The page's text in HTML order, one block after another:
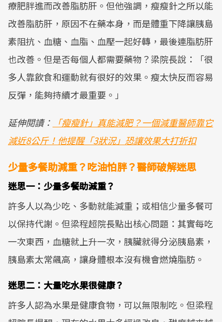
療肥胖進而改善脂肪肝。但他強調，瘦瘦針之所以能
改善脂肪肝，原因不在藥本身，而是體重下降讓胰島
素阻抗、血糖、血脂、血壓一起好轉，最後連脂肪肝
也改善。但是否每個人都需要藥物？梁院長說：「很
多人靠飲食和運動就有很好的效果。瘦太快反而容易
反彈，能夠持續才最重要。」
延伸閱讀：
「瘦瘦針」真能減肥？一個減重醫師靠它
減近8公斤！他提醒「3狀況」恐讓效果大打折扣
少量多餐助減重？吃油怕胖？醫師破解迷思
迷思一：少量多餐助減重？
許多人以為少吃、多動就能減重；或相信少量多餐可
以保持代謝。但梁程超院長點出核心問題：其實每吃
一次東西，血糖就上升一次，胰臟就得分泌胰島素，
胰島素太常飆高，讓身體根本沒有機會燃燒脂肪。
迷思二：大量吃水果很健康？
許多人認為水果是健康食物，可以無限制吃。但梁程